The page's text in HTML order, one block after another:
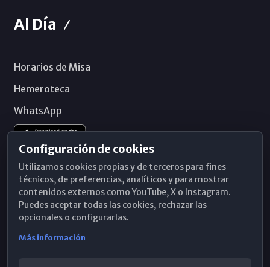
Al Día
Horarios de Misa
Hemeroteca
WhatsApp
Configuración de cookies
Utilizamos cookies propias y de terceros para fines
técnicos, de preferencias, analíticos y para mostrar
contenidos externos como YouTube, X o Instagram.
Puedes aceptar todas las cookies, rechazar las
opcionales o configurarlas.
Más información